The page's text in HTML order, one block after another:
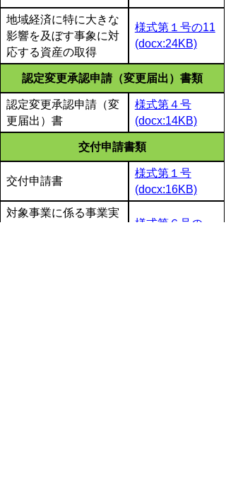
地域経済に特に大きな
影響を及ぼす事象に対
応する資産の取得
様式第１号の11
(docx:24KB)
認定変更承認申請（変更届出）書類
認定変更承認申請（変
更届出）書
様式第４号
(docx:14KB)
交付申請書類
交付申請書
様式第１号
(docx:16KB)
対象事業に係る事業実
様式第６号の